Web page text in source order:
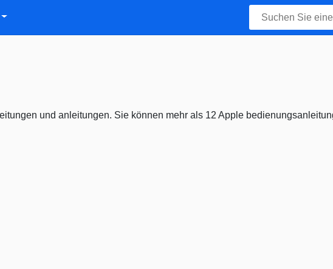
und anleitungen. Sie können mehr als 12 Apple